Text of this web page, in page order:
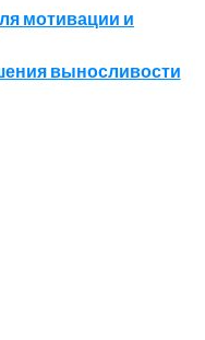
мотивации и
выносливости